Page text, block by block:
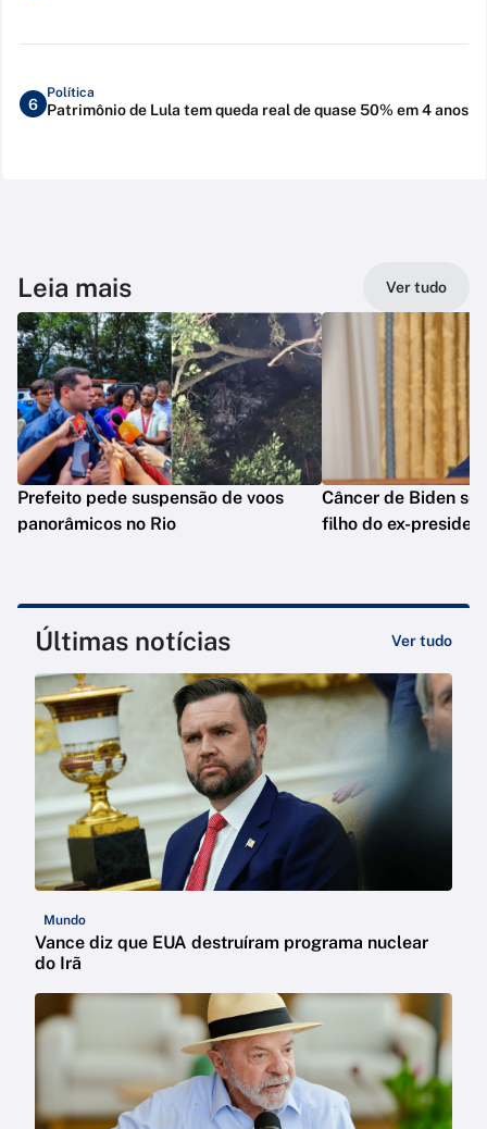
6
Política
Patrimônio de Lula tem queda real de quase 50% em 4 anos
Leia mais Ver tudo
Prefeito pede suspensão de voos
panorâmicos no Rio
Câncer de Biden se
filho do ex-
Últimas notícias Ver tudo
Mundo
Vance diz que EUA destruíram programa nuclear
do Irã